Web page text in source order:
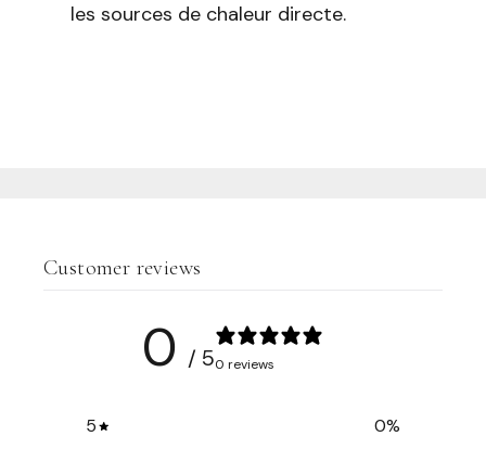
les sources de chaleur directe.
Customer reviews
0 / 50 reviews
5 0%